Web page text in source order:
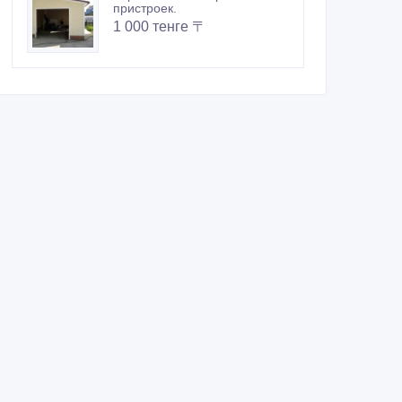
пристроек.
1 000 тенге 〒